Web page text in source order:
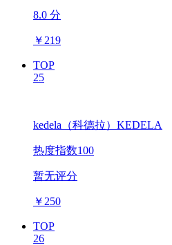
8.0 分
￥ 219
TOP
25
kedela（科德拉）KEDELA
热度指数100
暂无评分
￥ 250
TOP
26